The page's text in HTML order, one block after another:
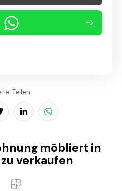
Teilen
möbliert in
verkaufen